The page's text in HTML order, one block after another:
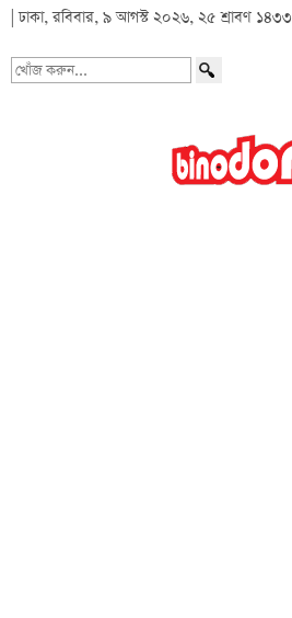
| ঢাকা, রবিবার, ৯ আগস্ট ২০২৬, ২৫ শ্রাবণ ১৪৩৩
খোঁজ